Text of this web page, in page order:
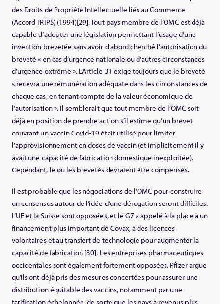
des Droits de Propriété Intellectuelle liés au Commerce
(Accord TRIPS) (1994)[29]. Tout pays membre de l’OMC est déjà
capable d’adopter une législation permettant l’usage d’une
invention brevetée sans avoir d’abord cherché l’autorisation du
breveté « en cas d’urgence nationale ou d’autres circonstances
d’urgence extrême ». L’Article 31 exige toujours que le breveté
« recevra une rémunération adéquate dans les circonstances de
chaque cas, en tenant compte de la valeur économique de
l’autorisation ». Il semblerait que tout membre de l’OMC soit
déjà en position de prendre action s’il estime qu’un brevet
couvrant un vaccin Covid-19 était utilisé pour limiter
l’approvisionnement en doses de vaccin (et implicitement il y
avait une capacité de fabrication domestique inexploitée).
Cependant, le ou les brevetés devraient être compensés.
Il est probable que les négociations de l’OMC pour construire
un consensus autour de l’idée d’une dérogation seront difficiles.
L’UE et la Suisse sont opposées, et le G7 a appelé à la place à un
financement plus important de Covax, à des licences
volontaires et au transfert de technologie pour augmenter la
capacité de fabrication [30]. Les entreprises pharmaceutiques
occidentales sont également fortement opposées. Pfizer argue
qu’ils ont déjà pris des mesures concertées pour assurer une
distribution équitable des vaccins, notamment par une
tarification échelonnée, de sorte que les pays à revenus plus